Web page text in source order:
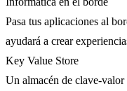
Pasa tus aplicaciones al
ayudará a crear
Key Value Store
Un almacén de clave-